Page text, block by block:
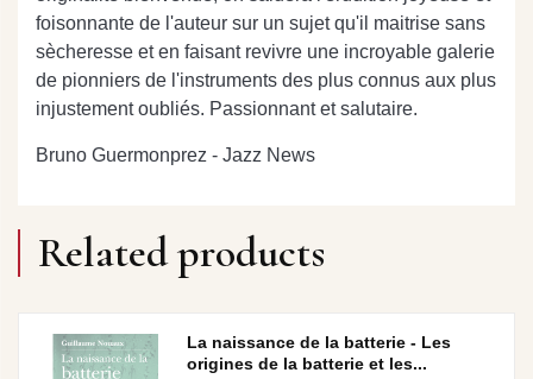
foisonnante de l'auteur sur un sujet qu'il maitrise sans
sècheresse et en faisant revivre une incroyable galerie
de pionniers de l'instruments des plus connus aux plus
injustement oubliés. Passionnant et salutaire.
Bruno Guermonprez - Jazz News
Related products
La naissance de la batterie - Les
origines de la batterie et les...